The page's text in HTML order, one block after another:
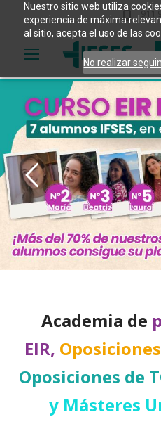
Nuestro sitio web utiliza
experiencia de máxima
al sitio, acepta el uso de las
No realizar
911
Academia de
EIR,
Oposiciones de
y Másteres